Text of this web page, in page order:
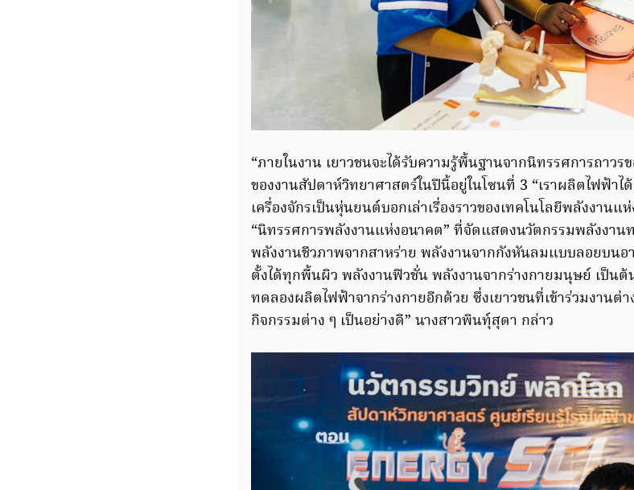
“ภายในงาน เยาวชนจะได้รับความรู้พื้นฐานจากนิทรรศการถาวร
ของงานสัปดาห์วิทยาศาสตร์ในปีนี้อยู่ในโซนที่ 3 “เราผลิตไฟฟ้าไ
เครื่องจักรเป็นหุ่นยนต์บอกเล่าเรื่องราวของเทคโนโลยีพลังงาน
“นิทรรศการพลังงานแห่งอนาคต” ที่จัดแสดงนวัตกรรมพลังงาน
พลังงานชีวภาพจากสาหร่าย พลังงานจากกังหันลมแบบลอยบน
ตั้งได้ทุกพื้นผิว พลังงานฟิวชั่น พลังงานจากร่างกายมนุษย์ เป็นต้
ทดลองผลิตไฟฟ้าจากร่างกายอีกด้วย ซึ่งเยาวชนที่เข้าร่วมงานต่
กิจกรรมต่าง ๆ เป็นอย่างดี” นางสาวพินทุ์สุดา กล่าว